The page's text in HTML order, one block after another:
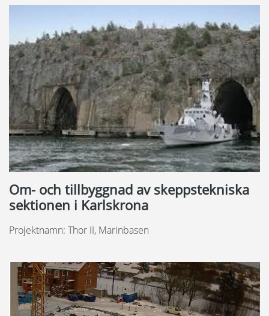
Om- och tillbyggnad av skeppstekniska
sektionen i Karlskrona
Projektnamn: Thor II, Marinbasen